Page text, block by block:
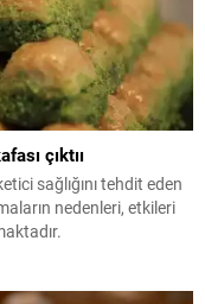
çıktıı
sağlığını tehdit eden
nedenleri, etkileri